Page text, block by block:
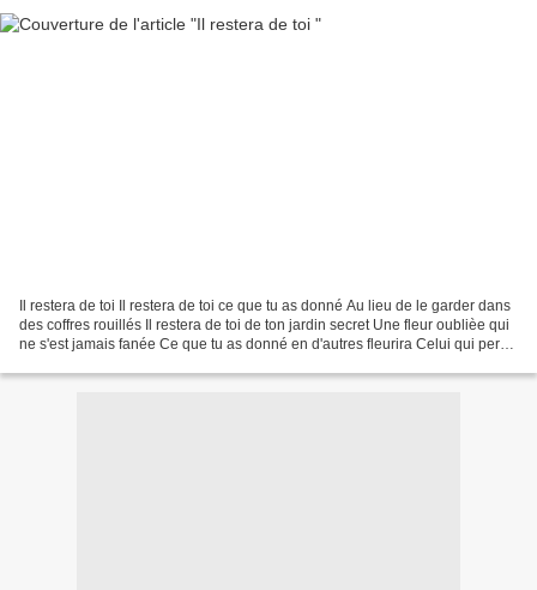
Il restera de toi Il restera de toi ce que tu as donné Au lieu de le garder dans
des coffres rouillés Il restera de toi de ton jardin secret Une fleur oublièe qui
ne s'est jamais fanée Ce que tu as donné en d'autres fleurira Celui qui perd